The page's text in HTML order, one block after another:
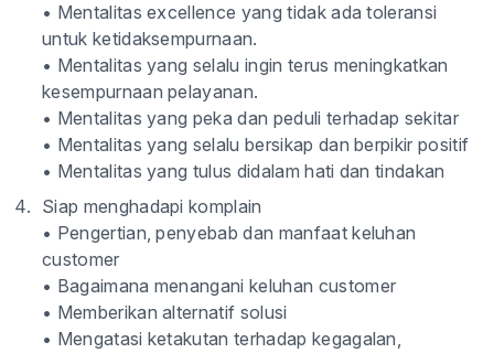
• Mentalitas excellence yang tidak ada toleransi
untuk ketidaksempurnaan.
• Mentalitas yang selalu ingin terus meningkatkan
kesempurnaan pelayanan.
• Mentalitas yang peka dan peduli terhadap sekitar
• Mentalitas yang selalu bersikap dan berpikir positif
• Mentalitas yang tulus didalam hati dan tindakan
Siap menghadapi komplain
• Pengertian, penyebab dan manfaat keluhan
customer
• Bagaimana menangani keluhan customer
• Memberikan alternatif solusi
• Mengatasi ketakutan terhadap kegagalan,